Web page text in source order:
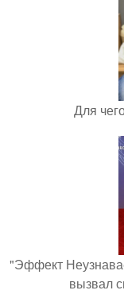
Для
"Эффект
вызвал